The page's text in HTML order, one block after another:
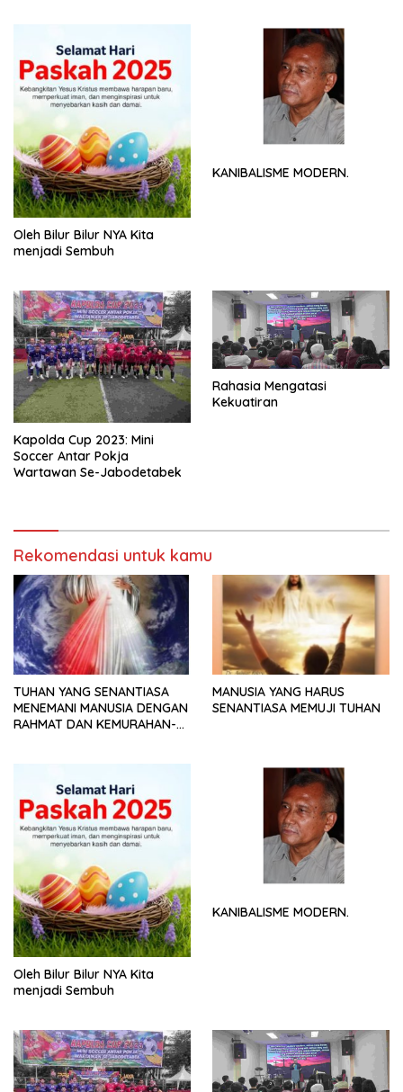
Oleh Bilur Bilur NYA Kita
menjadi Sembuh
KANIBALISME MODERN.
Kapolda Cup 2023: Mini
Soccer Antar Pokja
Wartawan Se-Jabodetabek
Rahasia Mengatasi
Kekuatiran
Rekomendasi untuk kamu
TUHAN YANG SENANTIASA
MENEMANI MANUSIA DENGAN
RAHMAT DAN KEMURAHAN-
MANUSIA YANG HARUS
SENANTIASA MEMUJI TUHAN
Oleh Bilur Bilur NYA Kita
menjadi Sembuh
KANIBALISME MODERN.